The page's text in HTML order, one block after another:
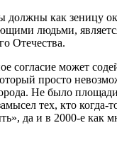
должны как зеницу
людьми,
Отечества.
может
просто
Не было
тех, кто когда-
да и в 2000-е как